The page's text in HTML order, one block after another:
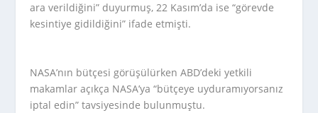
ara verildiğini” duyurmuş, 22 Kasım’da ise “görevde
kesintiye gidildiğini” ifade etmişti.
NASA’nın bütçesi görüşülürken ABD’deki yetkili
makamlar açıkça NASA’ya “bütçeye uyduramıyorsanız
iptal edin” tavsiyesinde bulunmuştu.